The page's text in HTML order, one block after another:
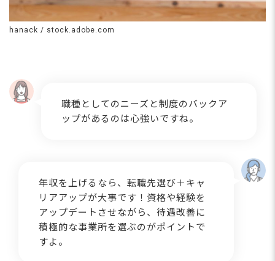
hanack / stock.adobe.com
職種としてのニーズと制度のバックア
ップがあるのは心強いですね。
年収を上げるなら、転職先選び＋キャ
リアアップが大事です！資格や経験を
アップデートさせながら、待遇改善に
積極的な事業所を選ぶのがポイントで
すよ。